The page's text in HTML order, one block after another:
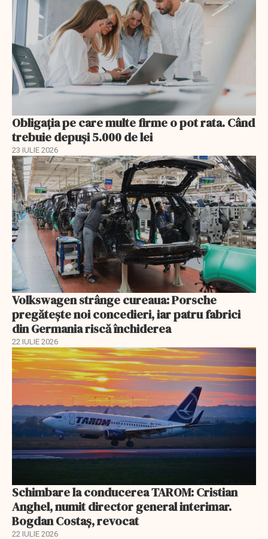
Obligația pe care multe firme o pot rata. Când
trebuie depuși 5.000 de lei
23 IULIE 2026
Volkswagen strânge cureaua: Porsche
pregătește noi concedieri, iar patru fabrici
din Germania riscă închiderea
22 IULIE 2026
Schimbare la conducerea TAROM: Cristian
Anghel, numit director general interimar.
Bogdan Costaș, revocat
22 IULIE 2026